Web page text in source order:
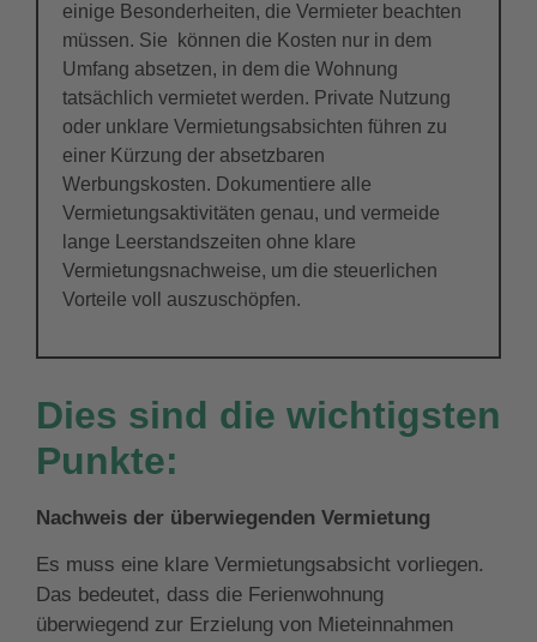
einige Besonderheiten, die Vermieter beachten
müssen. Sie können die Kosten nur in dem
Umfang absetzen, in dem die Wohnung
tatsächlich vermietet werden. Private Nutzung
oder unklare Vermietungsabsichten führen zu
einer Kürzung der absetzbaren
Werbungskosten. Dokumentiere alle
Vermietungsaktivitäten genau, und vermeide
lange Leerstandszeiten ohne klare
Vermietungsnachweise, um die steuerlichen
Vorteile voll auszuschöpfen.
Dies sind die wichtigsten
Punkte:
Nachweis der überwiegenden Vermietung
Es muss eine klare Vermietungsabsicht vorliegen.
Das bedeutet, dass die Ferienwohnung
überwiegend zur Erzielung von Mieteinnahmen